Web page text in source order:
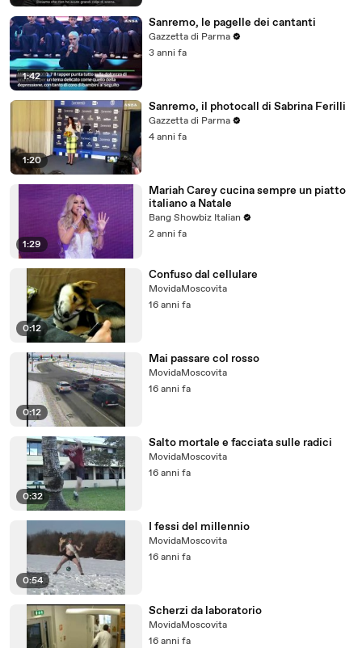
1:42
Sanremo, le pagelle dei cantanti
Gazzetta di Parma
3 anni fa
1:20
Sanremo, il photocall di Sabrina Ferilli
Gazzetta di Parma
4 anni fa
1:29
Mariah Carey cucina sempre un piatto
italiano a Natale
Bang Showbiz Italian
2 anni fa
0:12
Confuso dal cellulare
MovidaMoscovita
16 anni fa
0:12
Mai passare col rosso
MovidaMoscovita
16 anni fa
0:32
Salto mortale e facciata sulle radici
MovidaMoscovita
16 anni fa
0:54
I fessi del millennio
MovidaMoscovita
16 anni fa
Scherzi da laboratorio
MovidaMoscovita
16 anni fa